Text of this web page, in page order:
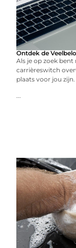
Ontdek de
Als je op zoek
carrièreswitch
plaats voor jou
...